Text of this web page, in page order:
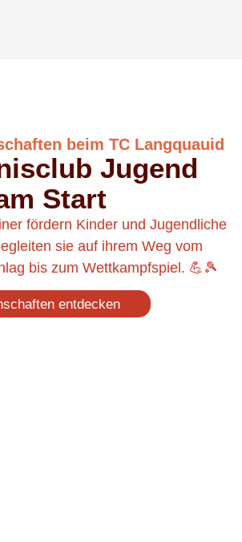
beim TC Langquauid
Jugend
Start
fördern Kinder und Jugendliche
sie auf ihrem Weg vom
bis zum Wettkampfspiel. 💪🎾
entdecken